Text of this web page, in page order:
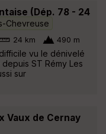
(Dép. 78 - 24
Chevreuse
24 km 490 m
vu le dénivelé
ST Rémy Les
sur
Vaux de Cernay